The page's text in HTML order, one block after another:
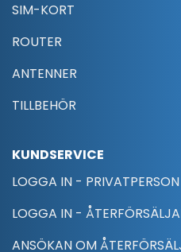
SIM-KORT
ROUTER
ANTENNER
TILLBEHÖR
KUNDSERVICE
LOGGA IN - PRIVATPERSON
LOGGA IN -
ANSÖKAN OM